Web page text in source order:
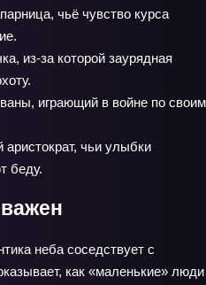
чьё чувство курса
из-за которой заурядная
играющий в войне по своим
чьи улыбки
беду.
неба соседствует с
как «маленькие» люди